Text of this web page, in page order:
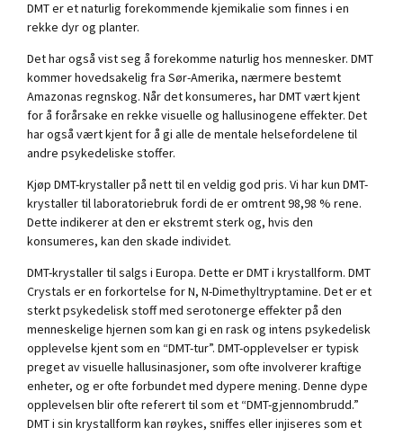
DMT er et naturlig forekommende kjemikalie som finnes i en
rekke dyr og planter.
Det har også vist seg å forekomme naturlig hos mennesker. DMT
kommer hovedsakelig fra Sør-Amerika, nærmere bestemt
Amazonas regnskog. Når det konsumeres, har DMT vært kjent
for å forårsake en rekke visuelle og hallusinogene effekter. Det
har også vært kjent for å gi alle de mentale helsefordelene til
andre psykedeliske stoffer.
Kjøp DMT-krystaller på nett til en veldig god pris. Vi har kun DMT-
krystaller til laboratoriebruk fordi de er omtrent 98,98 % rene.
Dette indikerer at den er ekstremt sterk og, hvis den
konsumeres, kan den skade individet.
DMT-krystaller til salgs i Europa. Dette er DMT i krystallform. DMT
Crystals er en forkortelse for N, N-Dimethyltryptamine. Det er et
sterkt psykedelisk stoff med serotonerge effekter på den
menneskelige hjernen som kan gi en rask og intens psykedelisk
opplevelse kjent som en “DMT-tur”. DMT-opplevelser er typisk
preget av visuelle hallusinasjoner, som ofte involverer kraftige
enheter, og er ofte forbundet med dypere mening. Denne dype
opplevelsen blir ofte referert til som et “DMT-gjennombrudd.”
DMT i sin krystallform kan røykes, sniffes eller injiseres som et